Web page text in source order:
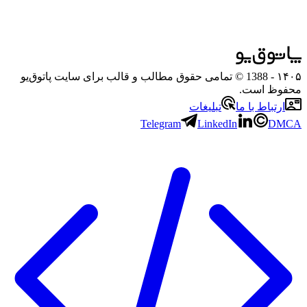
۱۴۰۵
- 1388 © تمامی حقوق مطالب و قالب برای سایت پاتوق‌یو
محفوظ است.
ارتباط با ما
تبلیغات
Telegram
LinkedIn DMCA